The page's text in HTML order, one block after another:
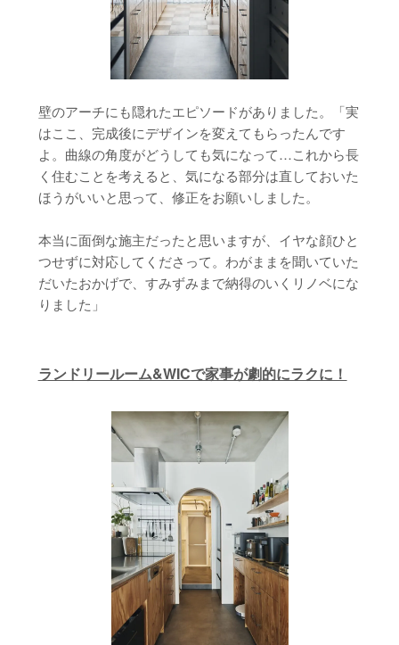
壁のアーチにも隠れたエピソードがありました。「実
はここ、完成後にデザインを変えてもらったんです
よ。曲線の角度がどうしても気になって…これから長
く住むことを考えると、気になる部分は直しておいた
ほうがいいと思って、修正をお願いしました。
本当に面倒な施主だったと思いますが、イヤな顔ひと
つせずに対応してくださって。わがままを聞いていた
だいたおかげで、すみずみまで納得のいくリノベにな
りました」
ランドリールーム&WICで家事が劇的にラクに！